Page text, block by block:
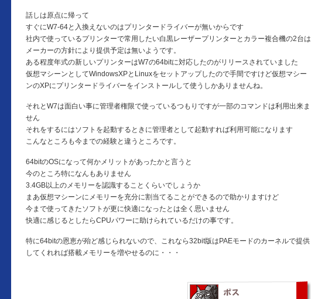
話しは原点に帰って
すぐにW7-64と入換えないのはプリンタードライバーが無いからです
社内で使っているプリンターで常用したい白黒レーザープリンターとカラー複合機の2台は
メーカーの方針により提供予定は無いようです。
ある程度年式の新しいプリンターはW7の64bitに対応したのがリリースされていました
仮想マシーンとしてWindowsXPとLinuxをセットアップしたので手間ですけど仮想マシー
ンのXPにプリンタードライバーをインストールして使うしかありませんね。
それとW7は面白い事に管理者権限で使っているつもりですが一部のコマンドは利用出来ま
せん
それをするにはソフトを起動するときに管理者として起動すれば利用可能になります
こんなところも今までの経験と違うところです。
64bitのOSになって何かメリットがあったかと言うと
今のところ特になんもありません
3.4GB以上のメモリーを認識することくらいでしょうか
まあ仮想マシーンにメモリーを充分に割当てることができるので助かりますけど
今まで使ってきたソフトが更に快適になったとは全く思いません
快適に感じるとしたらCPUパワーに助けられているだけの事です。
特に64bitの恩恵が殆ど感じられないので、これなら32bit版はPAEモードのカーネルで提供
してくれれば搭載メモリーを増やせるのに・・・